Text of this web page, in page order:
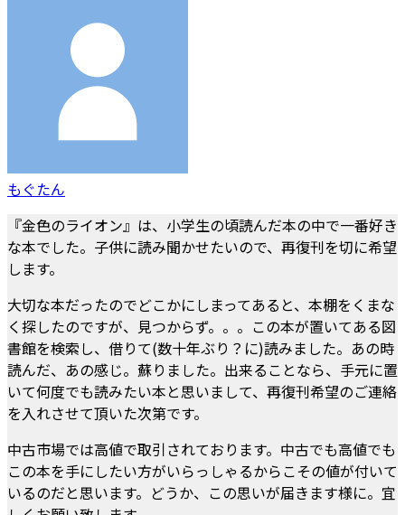
もぐたん
『金色のライオン』は、小学生の頃読んだ本の中で一番好き
な本でした。子供に読み聞かせたいので、再復刊を切に希望
します。
大切な本だったのでどこかにしまってあると、本棚をくまな
く探したのですが、見つからず。。。この本が置いてある図
書館を検索し、借りて(数十年ぶり？に)読みました。あの時
読んだ、あの感じ。蘇りました。出来ることなら、手元に置
いて何度でも読みたい本と思いまして、再復刊希望のご連絡
を入れさせて頂いた次第です。
中古市場では高値で取引されております。中古でも高値でも
この本を手にしたい方がいらっしゃるからこその値が付いて
いるのだと思います。どうか、この思いが届きます様に。宜